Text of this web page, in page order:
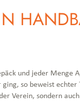
und jeder Menge
so beweist
Verein, sondern